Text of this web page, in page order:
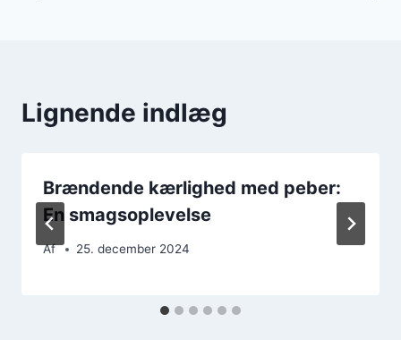
Lignende indlæg
Brændende kærlighed med peber:
En smagsoplevelse
Af 25. december 2024